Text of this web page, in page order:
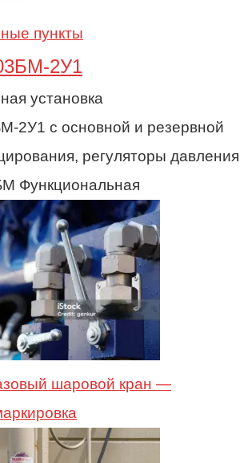
пункты
2У1
установка
2У1 с основной и резервной
регуляторы давления
Функциональная
шаровой кран —